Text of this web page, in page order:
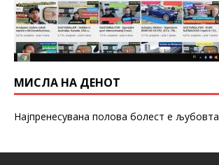
МИСЛА НА ДЕНОТ
Најпренесувана полова болест е љубовта